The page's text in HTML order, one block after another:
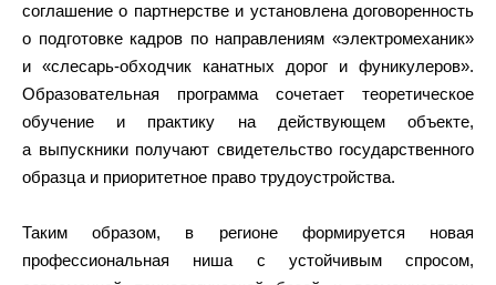
соглашение о партнерстве и установлена договоренность
о подготовке кадров по направлениям «электромеханик»
и «слесарь-обходчик канатных дорог и фуникулеров».
Образовательная программа сочетает теоретическое
обучение и практику на действующем объекте,
а выпускники получают свидетельство государственного
образца и приоритетное право трудоустройства.
Таким образом, в регионе формируется новая
профессиональная ниша с устойчивым спросом,